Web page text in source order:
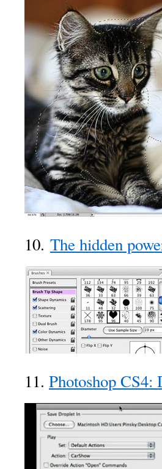
10. The hidden
11. Photoshop CS4: